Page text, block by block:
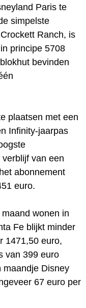
Paris te
simpelste
Ranch, is
principe 5708
bevinden
plaatsen met een
Infinity-jaarpas
van een
abonnement
euro.
wonen in
Fe blijkt minder
1471,50 euro,
van 399 euro
maandje Disney
67 euro per